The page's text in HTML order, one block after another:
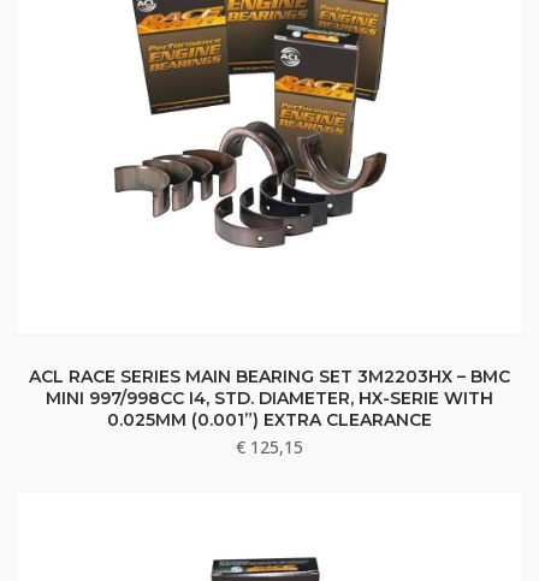
ACL RACE SERIES MAIN BEARING SET 3M2203HX – BMC
MINI 997/998CC I4, STD. DIAMETER, HX-SERIE WITH
0.025MM (0.001”) EXTRA CLEARANCE
€ 125,15